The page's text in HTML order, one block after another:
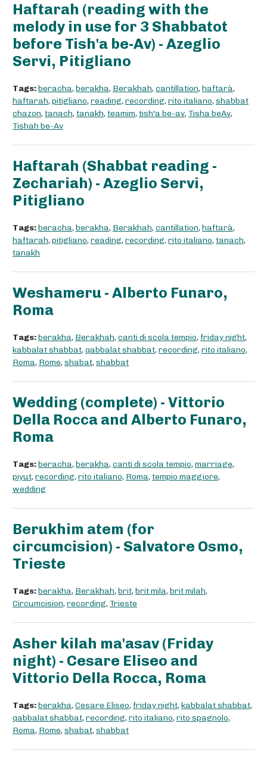
Haftarah (reading with the
melody in use for 3 Shabbatot
before Tish'a be-Av) - Azeglio
Servi, Pitigliano
Tags:beracha, berakha, Berakhah, cantillation, haftarà,
haftarah, pitigliano, reading, recording, rito italiano, shabbat
chazon, tanach, tanakh, teamim, tish'a be-av, Tisha beAv,
Tishah be-Av
Haftarah (Shabbat reading -
Zechariah) - Azeglio Servi,
Pitigliano
Tags:beracha, berakha, Berakhah, cantillation, haftarà,
haftarah, pitigliano, reading, recording, rito italiano, tanach,
tanakh
Weshameru - Alberto Funaro,
Roma
Tags:berakha, Berakhah, canti di scola tempio, friday night,
kabbalat shabbat, qabbalat shabbat, recording, rito italiano,
Roma, Rome, shabat, shabbat
Wedding (complete) - Vittorio
Della Rocca and Alberto Funaro,
Roma
Tags:beracha, berakha, canti di scola tempio, marriage,
piyut, recording, rito italiano, Roma, tempio maggiore,
wedding
Berukhim atem (for
circumcision) - Salvatore Osmo,
Trieste
Tags:berakha, Berakhah, brit, brit mila, brit milah,
Circumcision, recording, Trieste
Asher kilah ma'asav (Friday
night) - Cesare Eliseo and
Vittorio Della Rocca, Roma
Tags:berakha, Cesare Eliseo, friday night, kabbalat shabbat,
qabbalat shabbat, recording, rito italiano, rito spagnolo,
Roma, Rome, shabat, shabbat